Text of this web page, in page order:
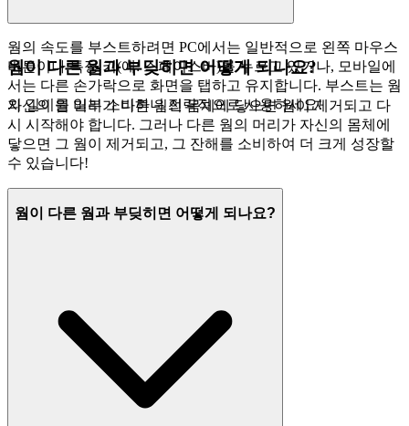
웜의 속도를 부스트하려면 PC에서는 일반적으로 왼쪽 마우스
버튼이나 특정 키(예: 스페이스바)를 누르고 있거나, 모바일에
서는 다른 손가락으로 화면을 탭하고 유지합니다. 부스트는 웜
의 길이를 일부 소비하니 전략적으로 사용하세요!
웜이 다른 웜과 부딪히면 어떻게 되나요?
자신의 웜 머리가 다른 웜의 몸체에 닿으면 웜이 제거되고 다
시 시작해야 합니다. 그러나 다른 웜의 머리가 자신의 몸체에
닿으면 그 웜이 제거되고, 그 잔해를 소비하여 더 크게 성장할
수 있습니다!
웜이 다른 웜과 부딪히면 어떻게 되나요?